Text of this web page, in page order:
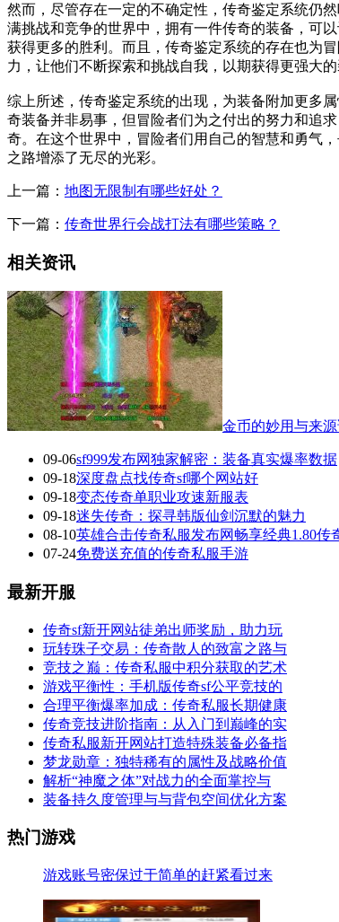
然而，尽管存在一定的不确定性，传奇鉴定系统仍
满挑战和竞争的世界中，拥有一件传奇的装备，可
获得更多的胜利。而且，传奇鉴定系统的存在也为
力，让他们不断探索和挑战自我，以期获得更强大的
综上所述，传奇鉴定系统的出现，为装备附加更多
奇装备并非易事，但冒险者们为之付出的努力和追
奇。在这个世界中，冒险者们用自己的智慧和勇气
之路增添了无尽的光彩。
上一篇： 地图无限制有哪些好处？
下一篇： 传奇世界行会战打法有哪些策略？
相关资讯
金币的妙用与来
09-06sf999发布网独家解密：装备真实爆率数据
09-18深度盘点找传奇sf哪个网站好
09-18变态传奇单职业攻速新服表
09-18迷失传奇：探寻韩版仙剑沉默的魅力
08-10英雄合击传奇私服发布网畅享经典1.80传
07-24免费送充值的传奇私服手游
最新开服
传奇sf新开网站徒弟出师奖励，助力玩
玩转珠子交易：传奇散人的致富之路与
竞技之巅：传奇私服中积分获取的艺术
游戏平衡性：手机版传奇sf公平竞技的
合理平衡爆率加成：传奇私服长期健康
传奇竞技进阶指南：从入门到巅峰的实
传奇私服新开网站打造特殊装备必备指
梦龙勋章：独特稀有的属性及战略价值
解析“神魔之体”对战力的全面掌控与
装备持久度管理与与背包空间优化方案
热门游戏
游戏账号密保过于简单的赶紧看过来